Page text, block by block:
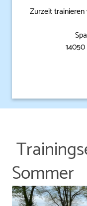
Zurzeit
Sommer